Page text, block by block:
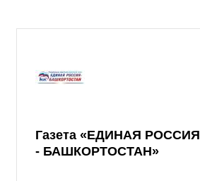
Газета «ЕДИНАЯ РОССИЯ
- БАШКОРТОСТАН»